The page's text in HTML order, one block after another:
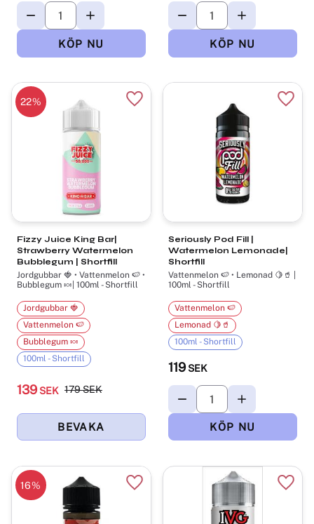
Fizzy Juice King Bar|
Strawberry Watermelon
Bubblegum | Shortfill
Jordgubbar 🍓 • Vattenmelon 🍉 •
Bubblegum 🍬| 100ml - Shortfill
139 SEK 179SEK
Jordgubbar 🍓
Vattenmelon 🍉
Bubblegum 🍬
100ml - Shortfill
22% Lägg till i favoriter
Seriously Pod Fill |
Watermelon Lemonade|
Shortfill
Vattenmelon 🍉 • Lemonad 🍋🥤 |
100ml - Shortfill
119 SEK
Vattenmelon 🍉
Lemonad 🍋🥤
100ml - Shortfill
16% Lägg till i favoriter